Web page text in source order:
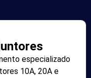
especializado
10A, 20A e